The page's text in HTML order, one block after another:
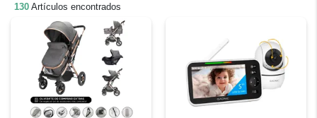
130 Artículos encontrados